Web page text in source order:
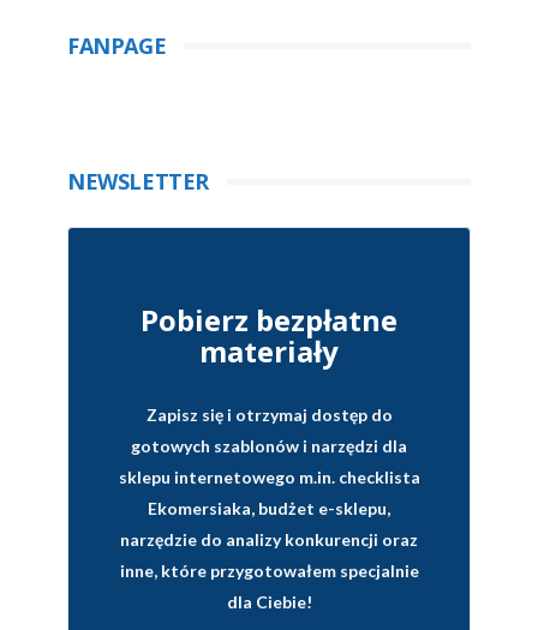
FANPAGE
NEWSLETTER
Pobierz bezpłatne
materiały
Zapisz się i otrzymaj dostęp do
gotowych szablonów i narzędzi dla
sklepu internetowego m.in. checklista
Ekomersiaka, budżet e-sklepu,
narzędzie do analizy konkurencji oraz
inne, które przygotowałem specjalnie
dla Ciebie!